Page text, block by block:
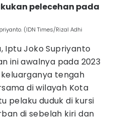
pelecehan pada
(IDN Times/Rizal Adhi
Iptu Joko Supriyanto
ini awalnya pada 2023
tengah
di wilayah Kota
pelaku duduk di kursi
di sebelah kiri dan